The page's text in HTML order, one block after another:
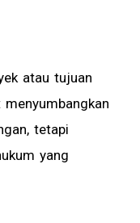
atau tujuan
tetapi
yang